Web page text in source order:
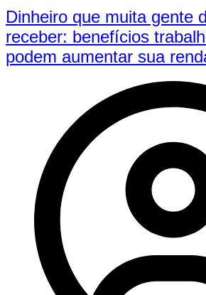
Dinheiro que muita gente
receber: benefícios
podem aumentar sua